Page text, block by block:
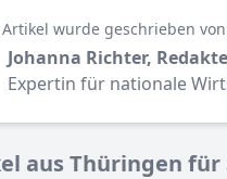
wurde geschrieben
Johanna Richter,
Expertin für nationale
aus Thüringen für